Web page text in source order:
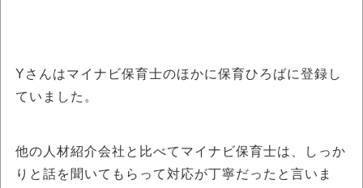
Yさんはマイナビ保育士のほかに保育ひろばに登録し
ていました。
他の人材紹介会社と比べてマイナビ保育士は、しっか
りと話を聞いてもらって対応が丁寧だったと言いま